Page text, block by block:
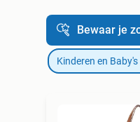
Bewaar je
Kinderen en Baby's